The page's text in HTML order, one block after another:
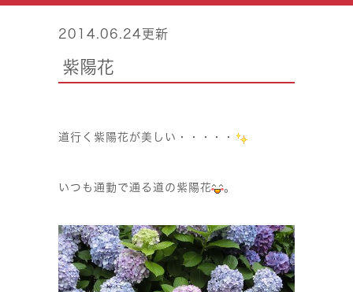
2014.06.24更新
紫陽花
道行く紫陽花が美しい・・・・・
いつも通勤で通る道の紫陽花 。